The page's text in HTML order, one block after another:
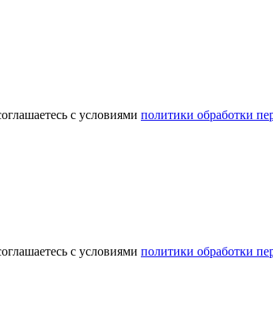
с условиями политики обработки
с условиями политики обработки